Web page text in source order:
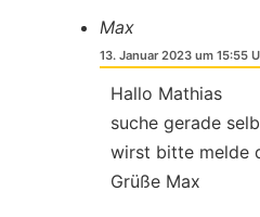
Max
13. Januar 2023 um 15:55
Hallo Mathias
suche gerade
wirst bitte melde
Grüße Max